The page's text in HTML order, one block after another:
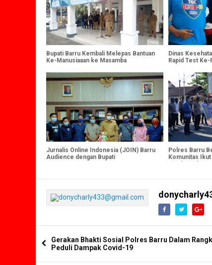
Bupati Barru Kembali Melepas Bantuan
Ke-Manusiaaan ke Masamba
Dinas
Rapid Test Ke-
Jurnalis Online Indonesia (JOIN) Barru
Audience dengan Bupati
Polres Barru
Komunitas
Untuk Korban
Gerakan Bhakti Sosial Polres Barru Dalam
Peduli Dampak Covid-19